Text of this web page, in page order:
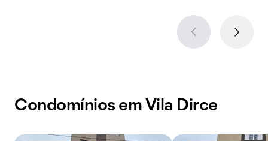
Condomínios em Vila Dirce